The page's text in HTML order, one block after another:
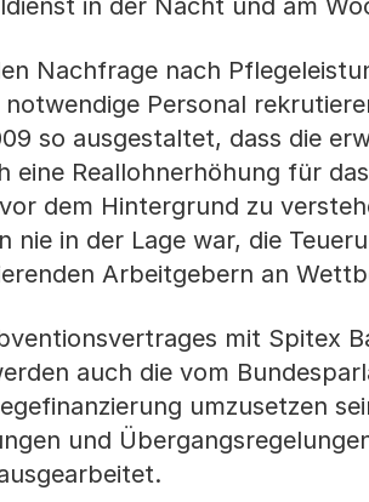
in der Nacht und am
Nachfrage nach
Personal
so ausgestaltet, dass die
eine Reallohnerhöhung für
dem Hintergrund zu
nie in der Lage war, die
Arbeitgebern an
mit Spitex
auch die vom
umzusetzen
und